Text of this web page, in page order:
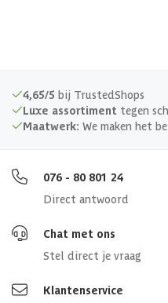
4,65/5 bij TrustedShops
Luxe assortiment tegen
Maatwerk: We maken het
076 - 80 801 24
Direct antwoord
Chat met ons
Stel direct je vraag
Klantenservice